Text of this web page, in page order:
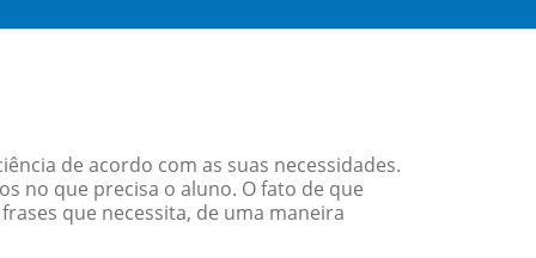
de acordo com as suas necessidades.
no que precisa o aluno. O fato de que
que necessita, de uma maneira